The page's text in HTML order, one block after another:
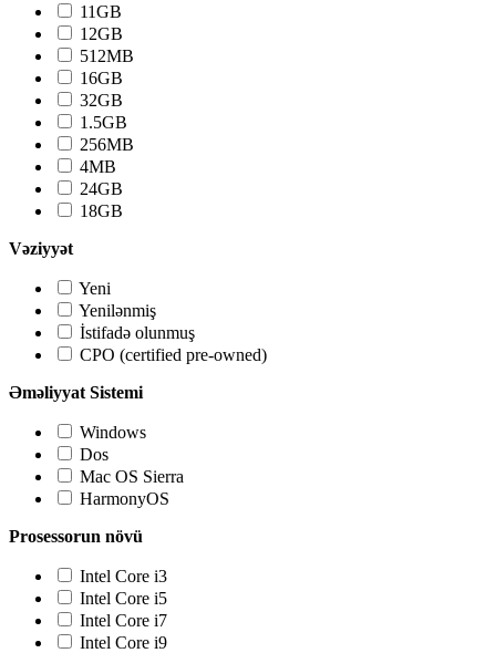
11GB
12GB
512MB
16GB
32GB
1.5GB
256MB
4MB
24GB
18GB
Vəziyyət
Yeni
Yenilənmiş
İstifadə olunmuş
CPO (certified pre-owned)
Əməliyyat Sistemi
Windows
Dos
Mac OS Sierra
HarmonyOS
Prosessorun növü
Intel Core i3
Intel Core i5
Intel Core i7
Intel Core i9